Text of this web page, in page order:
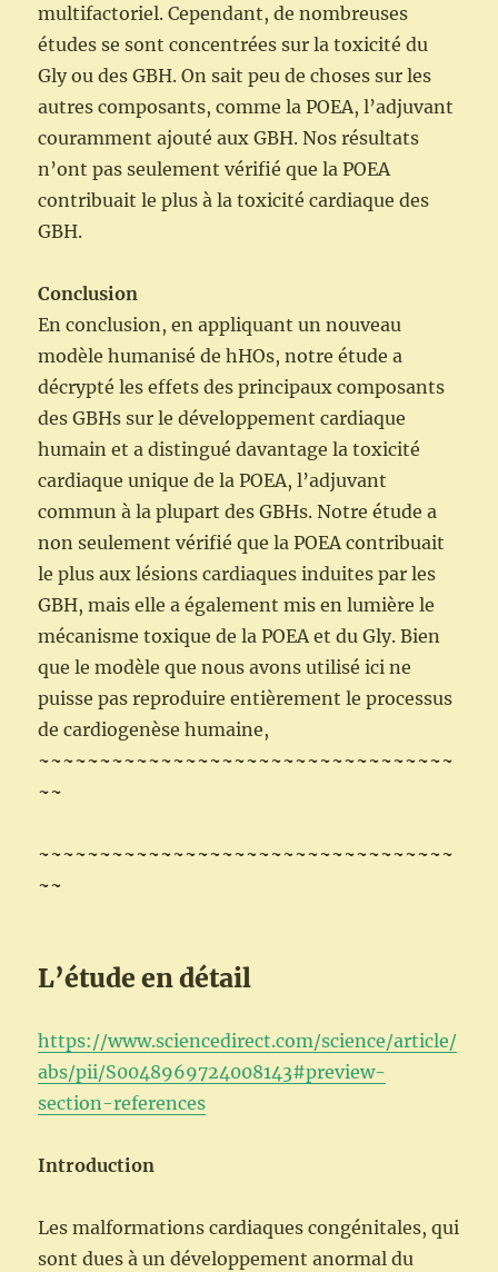
multifactoriel. Cependant, de nombreuses
études se sont concentrées sur la toxicité du
Gly ou des GBH. On sait peu de choses sur les
autres composants, comme la POEA, l’adjuvant
couramment ajouté aux GBH. Nos résultats
n’ont pas seulement vérifié que la POEA
contribuait le plus à la toxicité cardiaque des
GBH.
Conclusion
En conclusion, en appliquant un nouveau
modèle humanisé de hHOs, notre étude a
décrypté les effets des principaux composants
des GBHs sur le développement cardiaque
humain et a distingué davantage la toxicité
cardiaque unique de la POEA, l’adjuvant
commun à la plupart des GBHs. Notre étude a
non seulement vérifié que la POEA contribuait
le plus aux lésions cardiaques induites par les
GBH, mais elle a également mis en lumière le
mécanisme toxique de la POEA et du Gly. Bien
que le modèle que nous avons utilisé ici ne
puisse pas reproduire entièrement le processus
de cardiogenèse humaine,
~~~~~~~~~~~~~~~~~~~~~~~~~~~~~~~~~~
~~
~~~~~~~~~~~~~~~~~~~~~~~~~~~~~~~~~~
~~
L’étude en détail
https://www.sciencedirect.com/science/article/
abs/pii/S0048969724008143#preview-
section-references
Introduction
Les malformations cardiaques congénitales, qui
sont dues à un développement anormal du